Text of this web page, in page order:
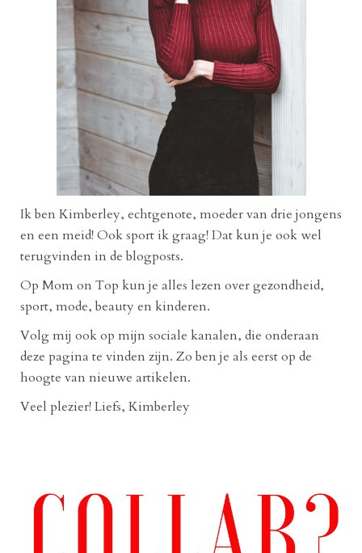
Ik ben Kimberley, echtgenote, moeder van drie jongens
en een meid! Ook sport ik graag! Dat kun je ook wel
terugvinden in de blogposts.
Op Mom on Top kun je alles lezen over gezondheid,
sport, mode, beauty en kinderen.
Volg mij ook op mijn sociale kanalen, die onderaan
deze pagina te vinden zijn. Zo ben je als eerst op de
hoogte van nieuwe artikelen.
Veel plezier! Liefs, Kimberley